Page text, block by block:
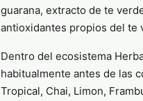
guarana, extracto de te
antioxidantes propios del te
Dentro del ecosistema
habitualmente antes de las
Tropical, Chai, Limon,